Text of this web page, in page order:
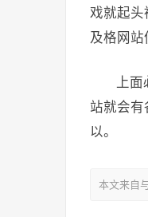
戏就起头
及格网站
上
站就会
以。
本文来自